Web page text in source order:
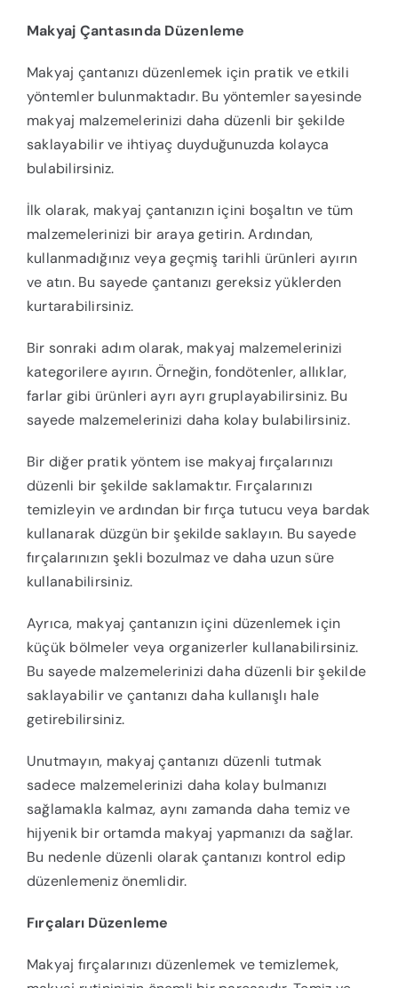
Makyaj Çantasında Düzenleme
Makyaj çantanızı düzenlemek için pratik ve etkili
yöntemler bulunmaktadır. Bu yöntemler sayesinde
makyaj malzemelerinizi daha düzenli bir şekilde
saklayabilir ve ihtiyaç duyduğunuzda kolayca
bulabilirsiniz.
İlk olarak, makyaj çantanızın içini boşaltın ve tüm
malzemelerinizi bir araya getirin. Ardından,
kullanmadığınız veya geçmiş tarihli ürünleri ayırın
ve atın. Bu sayede çantanızı gereksiz yüklerden
kurtarabilirsiniz.
Bir sonraki adım olarak, makyaj malzemelerinizi
kategorilere ayırın. Örneğin, fondötenler, allıklar,
farlar gibi ürünleri ayrı ayrı gruplayabilirsiniz. Bu
sayede malzemelerinizi daha kolay bulabilirsiniz.
Bir diğer pratik yöntem ise makyaj fırçalarınızı
düzenli bir şekilde saklamaktır. Fırçalarınızı
temizleyin ve ardından bir fırça tutucu veya bardak
kullanarak düzgün bir şekilde saklayın. Bu sayede
fırçalarınızın şekli bozulmaz ve daha uzun süre
kullanabilirsiniz.
Ayrıca, makyaj çantanızın içini düzenlemek için
küçük bölmeler veya organizerler kullanabilirsiniz.
Bu sayede malzemelerinizi daha düzenli bir şekilde
saklayabilir ve çantanızı daha kullanışlı hale
getirebilirsiniz.
Unutmayın, makyaj çantanızı düzenli tutmak
sadece malzemelerinizi daha kolay bulmanızı
sağlamakla kalmaz, aynı zamanda daha temiz ve
hijyenik bir ortamda makyaj yapmanızı da sağlar.
Bu nedenle düzenli olarak çantanızı kontrol edip
düzenlemeniz önemlidir.
Fırçaları Düzenleme
Makyaj fırçalarınızı düzenlemek ve temizlemek,